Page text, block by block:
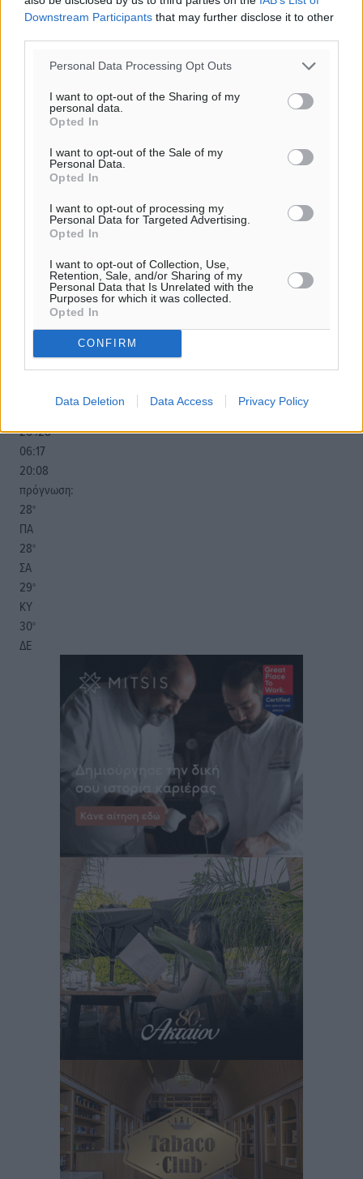
Downstream Participants that may further disclose it to other
Personal Data Processing Opt Outs
I want to opt-out of the Sharing of my
personal data.
Opted In
I want to opt-out of the Sale of my
Personal Data.
Opted In
I want to opt-out of processing my
Personal Data for Targeted Advertising.
Opted In
I want to opt-out of Collection, Use,
Retention, Sale, and/or Sharing of my
Personal Data that Is Unrelated with the
Purposes for which it was collected.
Opted In
CONFIRM
Data Deletion Data Access Privacy Policy
Υπενθύμιση:
Για την μερική αναπαραγωγή της είδησης από άλλες
ιστοσελίδες είναι απαραίτητη η χρήση του παρακάτω
παρεχόμενου συνδέσμου παραπομπής προς το άρθρο
της Δημοκρατικής.
o καιρός τώρα:
°
αίθριος καιρός
67%
26°/28°
06:17
20:08
πρόγνωση:
28°
ΠΑ
28°
ΣΑ
29°
ΚΥ
30°
ΔΕ